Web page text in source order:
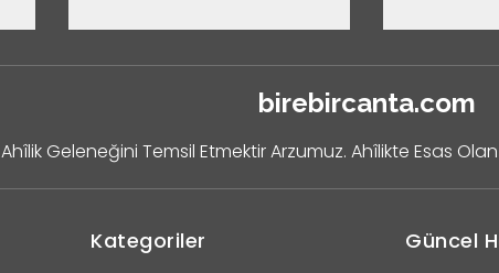
birebircanta.com
Ahîlik Geleneğini Temsil Etmektir Arzumuz. Ahîlikte Esas
Kategoriler Güncel